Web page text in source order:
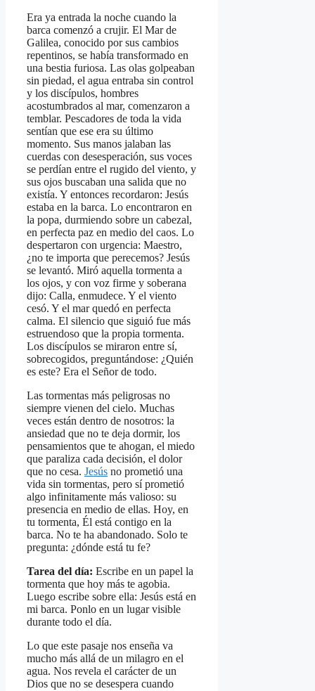
Era ya entrada la noche cuando la
barca comenzó a crujir. El Mar de
Galilea, conocido por sus cambios
repentinos, se había transformado en
una bestia furiosa. Las olas golpeaban
sin piedad, el agua entraba sin control
y los discípulos, hombres
acostumbrados al mar, comenzaron a
temblar. Pescadores de toda la vida
sentían que ese era su último
momento. Sus manos jalaban las
cuerdas con desesperación, sus voces
se perdían entre el rugido del viento, y
sus ojos buscaban una salida que no
existía. Y entonces recordaron: Jesús
estaba en la barca. Lo encontraron en
la popa, durmiendo sobre un cabezal,
en perfecta paz en medio del caos. Lo
despertaron con urgencia: Maestro,
¿no te importa que perecemos? Jesús
se levantó. Miró aquella tormenta a
los ojos, y con voz firme y soberana
dijo: Calla, enmudece. Y el viento
cesó. Y el mar quedó en perfecta
calma. El silencio que siguió fue más
estruendoso que la propia tormenta.
Los discípulos se miraron entre sí,
sobrecogidos, preguntándose: ¿Quién
es este? Era el Señor de todo.
Las tormentas más peligrosas no
siempre vienen del cielo. Muchas
veces están dentro de nosotros: la
ansiedad que no te deja dormir, los
pensamientos que te ahogan, el miedo
que paraliza cada decisión, el dolor
que no cesa. Jesús no prometió una
vida sin tormentas, pero sí prometió
algo infinitamente más valioso: su
presencia en medio de ellas. Hoy, en
tu tormenta, Él está contigo en la
barca. No te ha abandonado. Solo te
pregunta: ¿dónde está tu fe?
Tarea del día: Escribe en un papel la
tormenta que hoy más te agobia.
Luego escribe sobre ella: Jesús está en
mi barca. Ponlo en un lugar visible
durante todo el día.
Lo que este pasaje nos enseña va
mucho más allá de un milagro en el
agua. Nos revela el carácter de un
Dios que no se desespera cuando